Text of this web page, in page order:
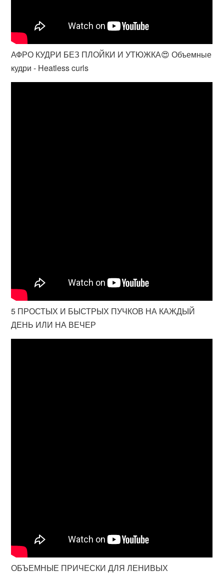
АФРО КУДРИ БЕЗ ПЛОЙКИ И УТЮЖКА😍 Объемные
кудри - Heatless curls
5 ПРОСТЫХ И БЫСТРЫХ ПУЧКОВ НА КАЖДЫЙ
ДЕНЬ ИЛИ НА ВЕЧЕР
ОБЪЕМНЫЕ ПРИЧЕСКИ ДЛЯ ЛЕНИВЫХ